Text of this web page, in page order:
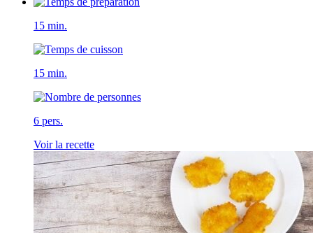
15 min.
15 min.
6 pers.
Voir la recette